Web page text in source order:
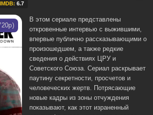
IMDB: 6.7
В этом сериале представлены
откровенные интервью с выжившими,
впервые публично рассказывающими о
произошедшем, а также редкие
сведения о действиях ЦРУ и
Советского Союза. Сериал раскрывает
паутину секретности, просчетов и
человеческих жертв. Потрясающие
новые кадры из зоны отчуждения
показывают, как этот израненный